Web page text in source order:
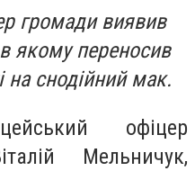
громади виявив
якому переносив
на снодійний мак.
офіцер
Мельничук,